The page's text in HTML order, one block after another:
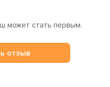
может стать первым.
отзыв